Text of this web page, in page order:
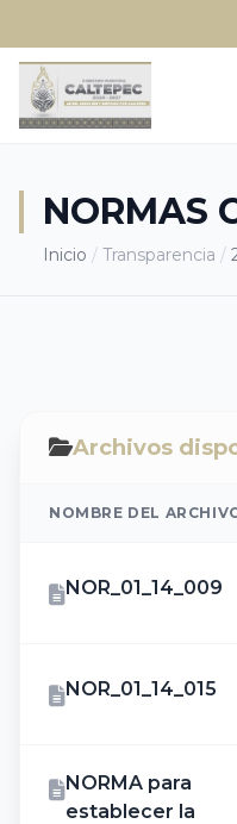
NORMAS
Inicio / Transparencia /
Archivos
NOMBRE DEL
NOR_01_14_009
NOR_01_14_015
NORMA para
establecer la